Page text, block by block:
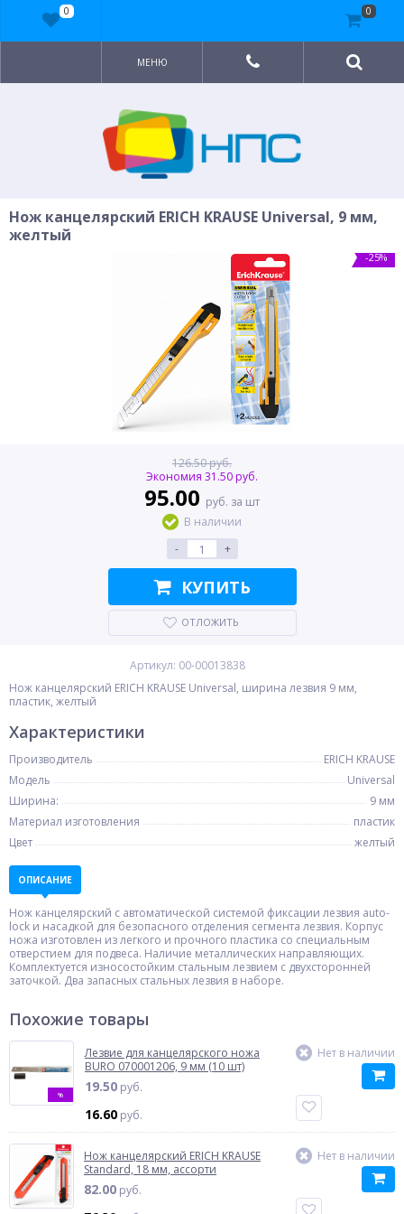
МЕНЮ
Нож канцелярский ERICH KRAUSE Universal, 9 мм,
желтый
-25%
126.50 руб.
Экономия 31.50 руб.
95.00 руб. за шт
В наличии
-
+
КУПИТЬ
ОТЛОЖИТЬ
Артикул: 00-00013838
Нож канцелярский ERICH KRAUSE Universal, ширина лезвия 9 мм,
пластик, желтый
Характеристики
Производитель
ERICH KRAUSE
Модель
Universal
Ширина:
9 мм
Материал изготовления
пластик
Цвет
желтый
ОПИСАНИЕ
Нож канцелярский с автоматической системой фиксации лезвия auto-
lock и насадкой для безопасного отделения сегмента лезвия. Корпус
ножа изготовлен из легкого и прочного пластика со специальным
отверстием для подвеса. Наличие металлических направляющих.
Комплектуется износостойким стальным лезвием с двухсторонней
заточкой. Два запасных стальных лезвия в наборе.
Похожие товары
%
Лезвие для канцелярского ножа
BURO 070001206, 9 мм (10 шт)
19.50 руб.
16.60 руб.
Нет в наличии
Нож канцелярский ERICH KRAUSE
Standard, 18 мм, ассорти
82.00 руб.
Нет в наличии
0 0